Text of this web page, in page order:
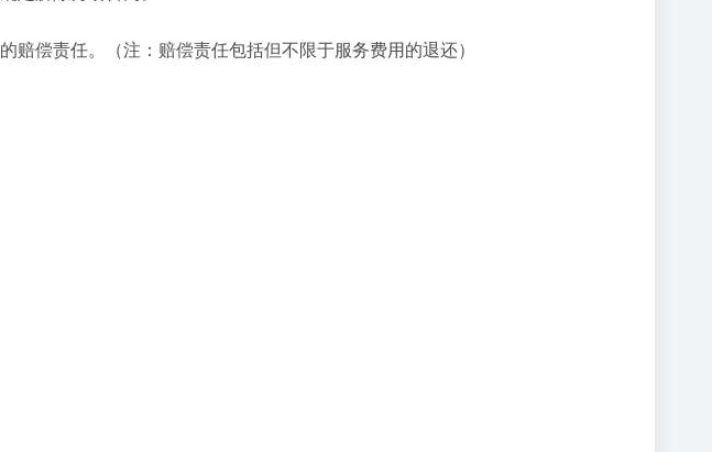
偿责任。（注：赔偿责任包括但不限于服务费用的退还）